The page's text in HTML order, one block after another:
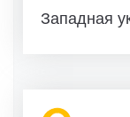
Западная